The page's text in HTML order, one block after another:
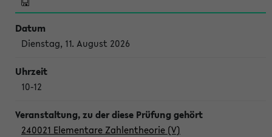
Dienstag, 11. August 2026
10-12
240021 Elementare Zahlentheorie (V)